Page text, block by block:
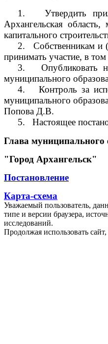
1.
Утвердить
Архангельская
капитального
2.
Собственникам и
принимать участие, в
3.
Опубликовать
муниципального
4.
Контроль за
муниципального
Попова Д.В.
5.
Настоящее
Глава муниципального
"Город Архангельск"
Постановление
Карта-схема
Уважаемый пользователь,
типе и версии браузера,
исследований.
Продолжая использовать